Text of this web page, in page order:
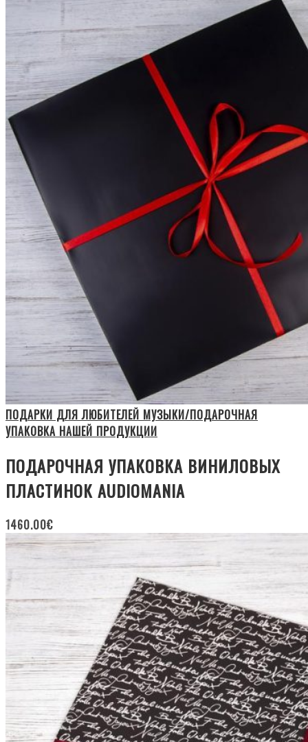
ПОДАРКИ ДЛЯ ЛЮБИТЕЛЕЙ МУЗЫКИ/ПОДАРОЧНАЯ
УПАКОВКА НАШЕЙ ПРОДУКЦИИ
ПОДАРОЧНАЯ УПАКОВКА ВИНИЛОВЫХ
ПЛАСТИНОК AUDIOMANIA
1460.00€